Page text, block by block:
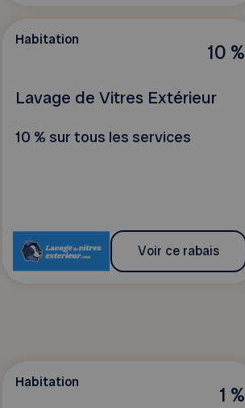
10 %
Habitation
Lavage de Vitres Extérieur
10 % sur tous les services
Voir ce rabais
1 %
Habitation